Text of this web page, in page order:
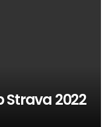
Strava 2022